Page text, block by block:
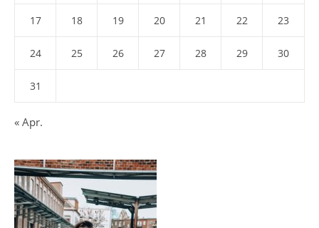
17 18 19 20 21 22 23
24 25 26 27 28 29 30
31
« Apr.